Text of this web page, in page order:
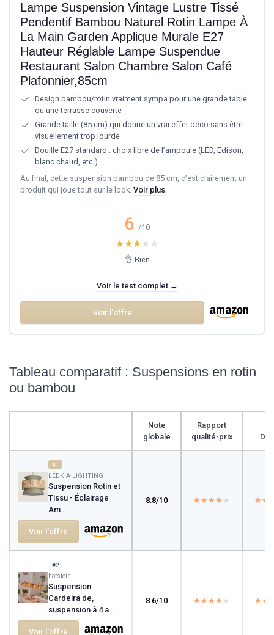
Lampe Suspension Vintage Lustre Tissé
Pendentif Bambou Naturel Rotin Lampe À
La Main Garden Applique Murale E27
Hauteur Réglable Lampe Suspendue
Restaurant Salon Chambre Salon Café
Plafonnier,85cm
Design bambou/rotin vraiment sympa pour une grande table
ou une terrasse couverte
Grande taille (85 cm) qui donne un vrai effet déco sans être
visuellement trop lourde
Douille E27 standard : choix libre de l’ampoule (LED, Edison,
blanc chaud, etc.)
Au final, cette suspension bambou de 85 cm, c’est clairement un
produit qui joue tout sur le look. Voir plus
6 /10
★★★★★
★★★★★
👌 Bien
Voir le test complet →
Voir l'offre
Tableau comparatif : Suspensions en rotin
ou bambou
Note
globale
Rapport
qualité-prix
#1
LEDKIA LIGHTING
Suspension Rotin et
Tissu - Éclairage
Am...
Voir l'offre
8.8/10 ★★★★★
★★★★★
#2
hofstein
Suspension
Cardeira de,
suspension à 4 a...
Voir l'offre
8.6/10 ★★★★★
★★★★★